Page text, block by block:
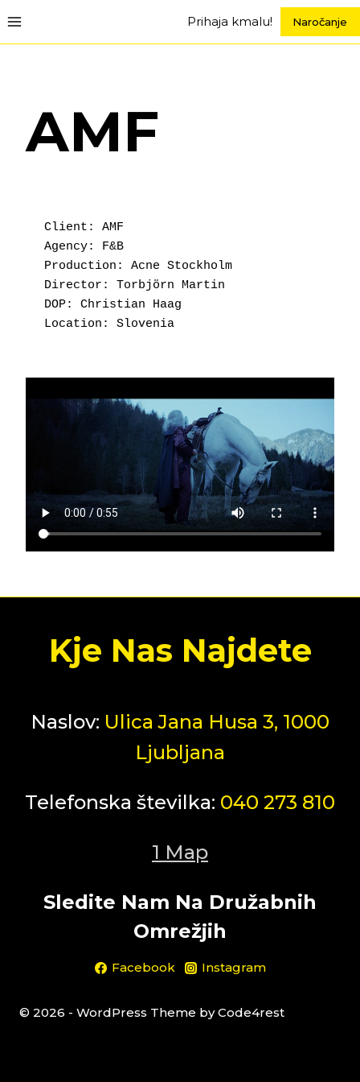
to
content
Prihaja kmalu! Naročanje
AMF
Client: AMF
Agency: F&B
Production: Acne Stockholm
Director: Torbjörn Martin
DOP: Christian Haag
Location: Slovenia
Kje Nas Najdete
Naslov: Ulica Jana Husa 3, 1000
Ljubljana
Telefonska številka: 040 273 810
1 Map
Sledite Nam Na Družabnih
Omrežjih
Facebook Instagram
© 2026 - WordPress Theme by Code4rest